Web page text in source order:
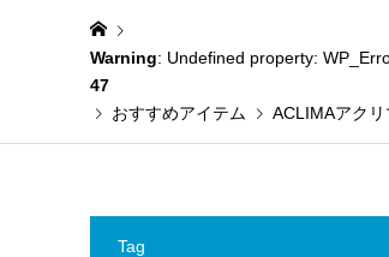
Warning: Undefined property:
47
おすすめアイテム
ACLIMAアク
Tag